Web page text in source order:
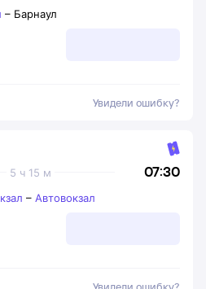
– Барнаул
Увидели ошибку?
07:30
5 ч 15 м
– Автовокзал